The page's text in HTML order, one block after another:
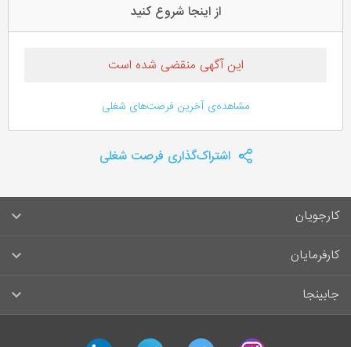
از اینجا شروع کنید
این آگهی منقضی شده است
مشاهده‌ی آخرین فرصت‌های شغلی
اشتراک‌گذاری فرصت شغلی
کارجویان
سوالات متداول کارجویان
لیست مشاغل
کارفرمایان
راهنمای ثبت آگهی استخدام
جابینجا